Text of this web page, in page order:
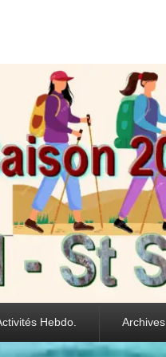
Hebdo. Archives